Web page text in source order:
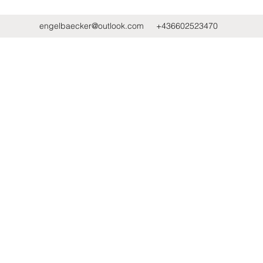
engelbaecker@outlook.com +436602523470